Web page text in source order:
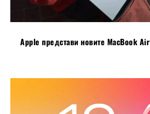
Apple представи новите MacBook Air